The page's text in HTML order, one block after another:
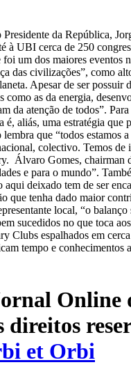
Presidente da República,
à UBI cerca de 250
foi um dos maiores eventos
das civilizações”, como
Apesar de ser possuir
como as da energia,
da atenção de todos”.
é, aliás, uma estratégia
lembra que “todos estamos
colectivo. Temos de
Álvaro Gomes, chairman
e para o mundo”.
aqui deixado tem de ser
que tenha dado maior
local, “o
sucedidos no que toca
Clubs espalhados em
tempo e conhecimentos
Online
direitos